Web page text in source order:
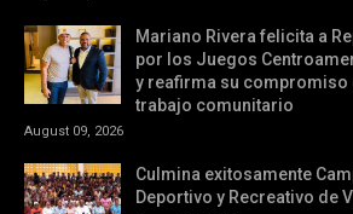
Mariano Rivera felicita a
por los Juegos
y reafirma su compromiso
trabajo comunitario
August 09, 2026
Culmina exitosamente
Deportivo y Recreativo de